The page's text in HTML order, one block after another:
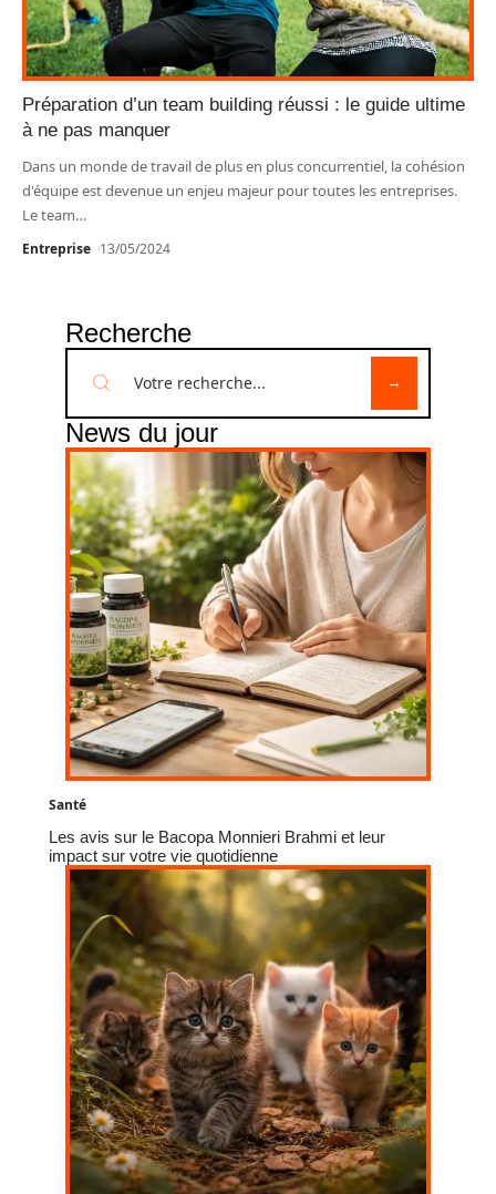
Préparation d’un team building réussi : le guide ultime
à ne pas manquer
Dans un monde de travail de plus en plus concurrentiel, la cohésion
d'équipe est devenue un enjeu majeur pour toutes les entreprises.
Le team…
Entreprise 13/05/2024
Recherche
News du jour
Santé
Les avis sur le Bacopa Monnieri Brahmi et leur
impact sur votre vie quotidienne